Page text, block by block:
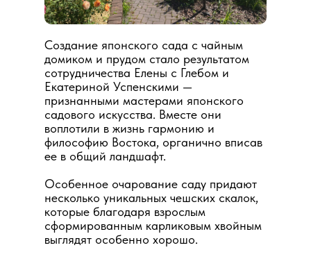
Создание японского сада с чайным
домиком и прудом стало результатом
сотрудничества Елены с Глебом и
Екатериной Успенскими —
признанными мастерами японского
садового искусства. Вместе они
воплотили в жизнь гармонию и
философию Востока, органично вписав
ее в общий ландшафт.
Особенное очарование саду придают
несколько уникальных чешских скалок,
которые благодаря взрослым
сформированным карликовым хвойным
выглядят особенно хорошо.